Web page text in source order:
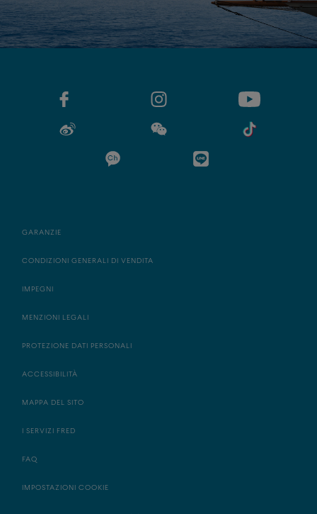
GARANZIE
CONDIZIONI GENERALI DI VENDITA
IMPEGNI
MENZIONI LEGALI
PROTEZIONE DATI PERSONALI
ACCESSIBILITÀ
MAPPA DEL SITO
I SERVIZI FRED
FAQ
IMPOSTAZIONI COOKIE